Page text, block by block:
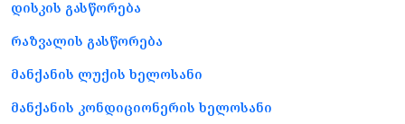
დისკის გასწორება
რაზვალის გასწორება
მანქანის ლუქის ხელოსანი
მანქანის კონდიციონერის ხელოსანი